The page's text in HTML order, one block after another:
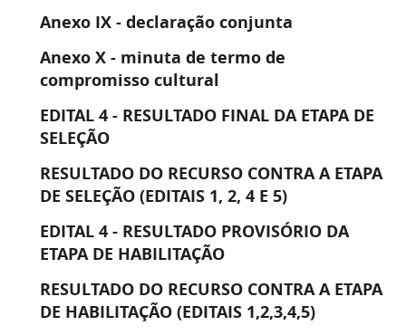
Anexo IX - declaração conjunta
Anexo X - minuta de termo de
compromisso cultural
EDITAL 4 - RESULTADO FINAL DA ETAPA DE
SELEÇÃO
RESULTADO DO RECURSO CONTRA A ETAPA
DE SELEÇÃO (EDITAIS 1, 2, 4 E 5)
EDITAL 4 - RESULTADO PROVISÓRIO DA
ETAPA DE HABILITAÇÃO
RESULTADO DO RECURSO CONTRA A ETAPA
DE HABILITAÇÃO (EDITAIS 1,2,3,4,5)